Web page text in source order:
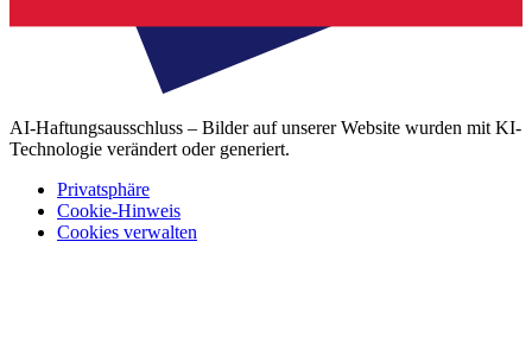
AI-Haftungsausschluss – Bilder auf unserer Website wurden mit KI-
Technologie verändert oder generiert.
Privatsphäre
Cookie-Hinweis
Cookies verwalten